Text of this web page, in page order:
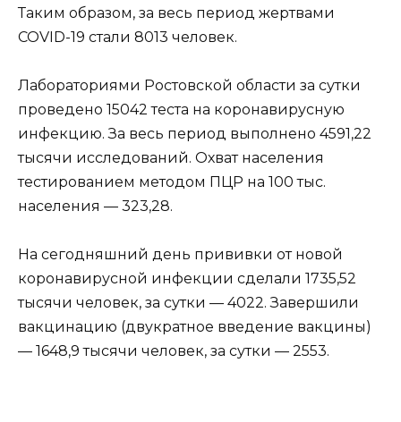
Таким образом, за весь период жертвами
COVID-19 стали 8013 человек.
Лабораториями Ростовской области за сутки
проведено 15042 теста на коронавирусную
инфекцию. За весь период выполнено 4591,22
тысячи исследований. Охват населения
тестированием методом ПЦР на 100 тыс.
населения — 323,28.
На сегодняшний день прививки от новой
коронавирусной инфекции сделали 1735,52
тысячи человек, за сутки — 4022. Завершили
вакцинацию (двукратное введение вакцины)
— 1648,9 тысячи человек, за сутки — 2553.